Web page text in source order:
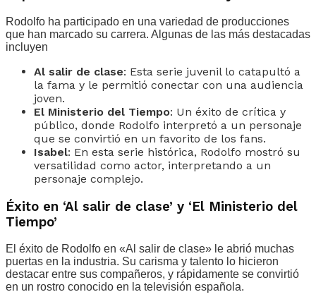
Rodolfo ha participado en una variedad de producciones
que han marcado su carrera. Algunas de las más destacadas
incluyen
Al salir de clase: Esta serie juvenil lo catapultó a
la fama y le permitió conectar con una audiencia
joven.
El Ministerio del Tiempo: Un éxito de crítica y
público, donde Rodolfo interpretó a un personaje
que se convirtió en un favorito de los fans.
Isabel: En esta serie histórica, Rodolfo mostró su
versatilidad como actor, interpretando a un
personaje complejo.
Éxito en ‘Al salir de clase’ y ‘El Ministerio del
Tiempo’
El éxito de Rodolfo en «Al salir de clase» le abrió muchas
puertas en la industria. Su carisma y talento lo hicieron
destacar entre sus compañeros, y rápidamente se convirtió
en un rostro conocido en la televisión española.